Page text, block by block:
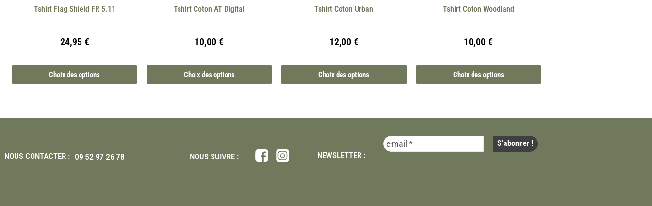
Tshirt Flag Shield FR 5.11
24,95 €
Choix des options
Tshirt Coton AT Digital
10,00 €
Choix des options
Tshirt Coton Urban
12,00 €
Choix des options
Tshirt Coton Woodland
10,00 €
Choix des options
NOUS CONTACTER : 09 52 97 26 78 NOUS SUIVRE : NEWSLETTER :